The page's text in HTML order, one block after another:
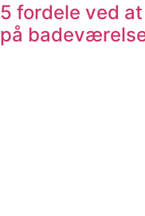
5 fordele ved
på